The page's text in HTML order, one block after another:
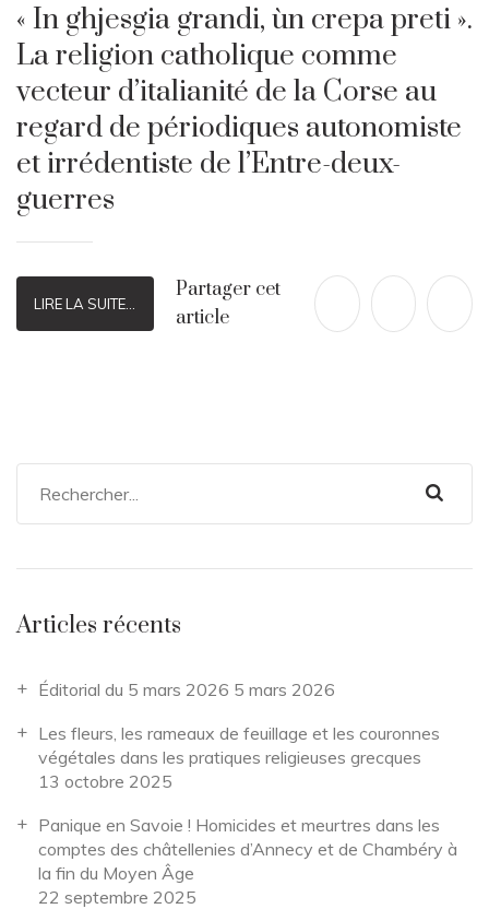
« In ghjesgia grandi, ùn crepa preti ».
La religion catholique comme
vecteur d’italianité de la Corse au
regard de périodiques autonomiste
et irrédentiste de l’Entre-deux-
guerres
LIRE LA SUITE...
Partager cet
article
Articles récents
Éditorial du 5 mars 2026 5 mars 2026
Les fleurs, les rameaux de feuillage et les couronnes
végétales dans les pratiques religieuses grecques
13 octobre 2025
Panique en Savoie ! Homicides et meurtres dans les
comptes des châtellenies d’Annecy et de Chambéry à
la fin du Moyen Âge
22 septembre 2025